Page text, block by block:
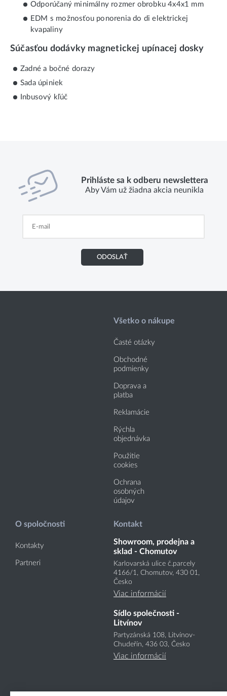
Odporúčaný minimálny rozmer obrobku 4x4x1 mm
EDM s možnosťou ponorenia do di elektrickej
kvapaliny
Súčasťou dodávky magnetickej upínacej dosky
Zadné a bočné dorazy
Sada úpiniek
Inbusový kľúč
Prihláste sa k odberu newslettera
Aby Vám už žiadna akcia neunikla
ODOSLAŤ
Všetko o nákupe
Časté otázky
Obchodné
podmienky
Doprava a
platba
Reklamácie
Rýchla
objednávka
Použitie
cookies
Ochrana
osobných
údajov
O spoločnosti
Kontakty
Partneri
Kontakt
Showroom, prodejna a
sklad - Chomutov
Karlovarská ulice č.parcely
4166/1, Chomutov, 430 01,
Česko
Viac informácií
Sídlo společnosti -
Litvínov
Partyzánská 108, Litvínov-
Chudeřín, 436 03, Česko
Viac informácií